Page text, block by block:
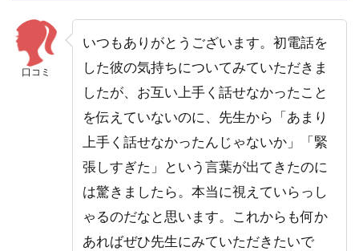
口コミ
いつもありがとうございます。初電話を
した彼の気持ちについてみていただきま
したが、お互い上手く話せなかったこと
を伝えていないのに、先生から「あまり
上手く話せなかったんじゃないか」「緊
張しすぎた」という言葉が出てきたのに
は驚きましたら。本当に視えていらっし
ゃるのだなと思います。これからも何か
あればぜひ先生にみていただきたいで